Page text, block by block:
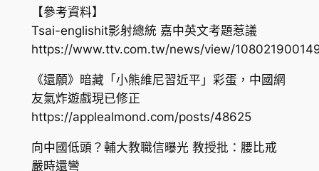
【參考資料】
Tsai-englishit影射總統 嘉中英文考題惹議
https://www.ttv.com.tw/news/view/
《還願》暗藏「小熊維尼習近平」彩蛋，中國網
友氣炸遊戲現已修正
https://applealmond.com/posts/48625
向中國低頭？輔大教職信曝光 教授批：腰比戒
嚴時還彎